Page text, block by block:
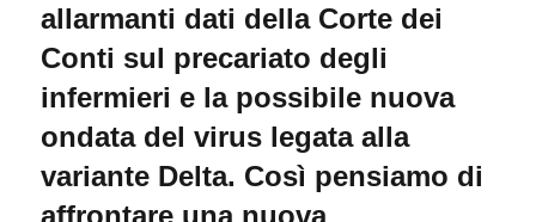
allarmanti dati della Corte dei
Conti sul precariato degli
infermieri e la possibile nuova
ondata del virus legata alla
variante Delta. Così pensiamo di
affrontare una nuova